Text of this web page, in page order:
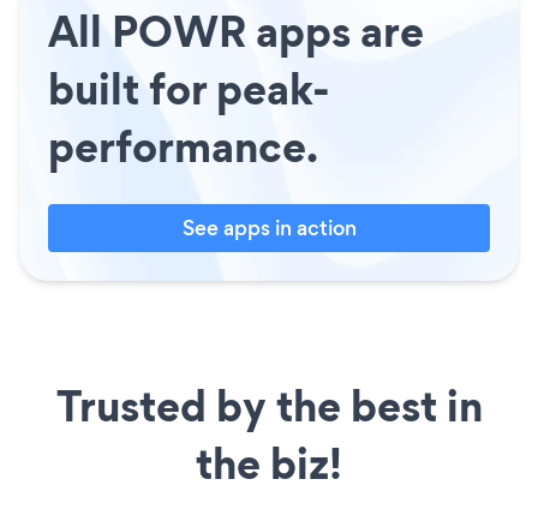
All POWR apps are
built for peak-
performance.
See apps in action
Trusted by the best in
the biz!